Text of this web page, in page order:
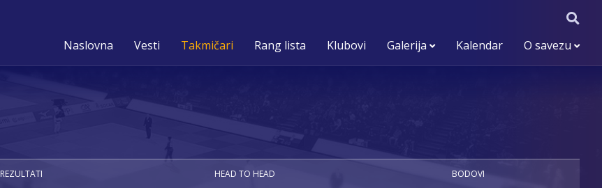
Naslovna Vesti Takmičari Rang lista Klubovi Galerija Kalendar O savezu
REZULTATI HEAD TO HEAD BODOVI